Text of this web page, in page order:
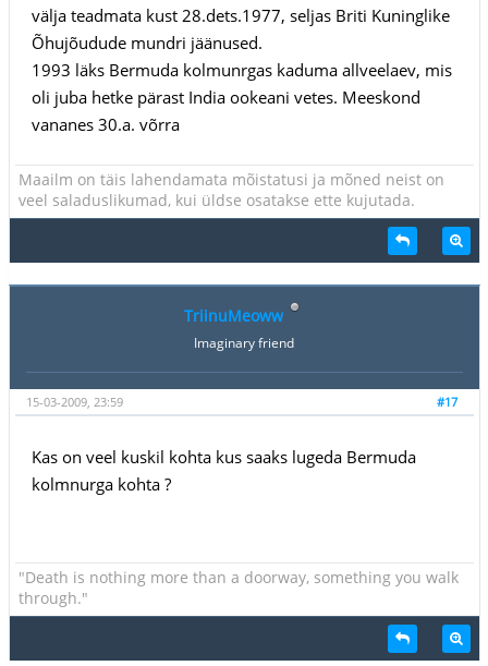
välja teadmata kust 28.dets.1977, seljas Briti Kuninglike
Õhujõudude mundri jäänused.
1993 läks Bermuda kolmunrgas kaduma allveelaev, mis
oli juba hetke pärast India ookeani vetes. Meeskond
vananes 30.a. võrra
Maailm on täis lahendamata mõistatusi ja mõned neist on
veel saladuslikumad, kui üldse osatakse ette kujutada.
TriinuMeoww
Imaginary friend
#17
15-03-2009, 23:59
Kas on veel kuskil kohta kus saaks lugeda Bermuda
kolmnurga kohta ?
"Death is nothing more than a doorway, something you walk
through."